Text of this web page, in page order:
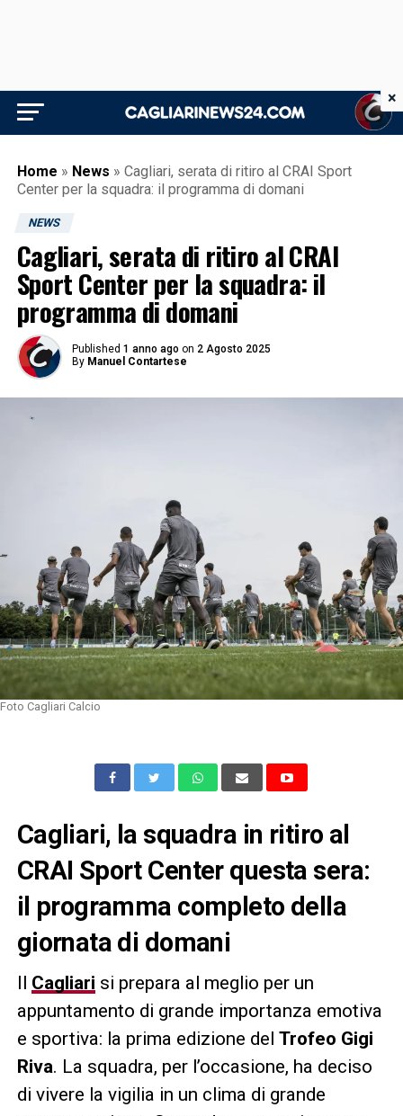
Home » News » Cagliari, serata di ritiro al CRAI Sport
Center per la squadra: il programma di domani
NEWS
Cagliari, serata di ritiro al CRAI
Sport Center per la squadra: il
programma di domani
Published 1 anno ago on 2 Agosto 2025
By Manuel Contartese
Foto Cagliari Calcio
Cagliari, la squadra in ritiro al
CRAI Sport Center questa sera:
il programma completo della
giornata di domani
Il Cagliari si prepara al meglio per un
appuntamento di grande importanza emotiva
e sportiva: la prima edizione del Trofeo Gigi
Riva. La squadra, per l’occasione, ha deciso
di vivere la vigilia in un clima di grande
×